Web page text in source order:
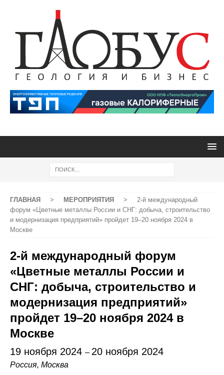
ГЛАВНАЯ > МЕРОПРИЯТИЯ >
2-й международный
форум «Цветные металлы России и СНГ: добыча, строительство
и модернизация предприятий» пройдет 19–20 ноября 2024 в
Москве
2-й международный форум
«Цветные металлы России и
СНГ: добыча, строительство и
модернизация предприятий»
пройдет 19–20 ноября 2024 в
Москве
19 ноября 2024 – 20 ноября 2024
Россия, Москва